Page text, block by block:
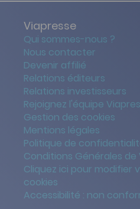
Viapresse
Qui sommes-nous ?
Nous contacter
Devenir affilié
Relations éditeurs
Relations investisseurs
Rejoignez l'équipe
Gestion des cookies
Mentions légales
Politique de
Conditions Générales de
Cliquez ici pour modifier
cookies
Accessibilité : non